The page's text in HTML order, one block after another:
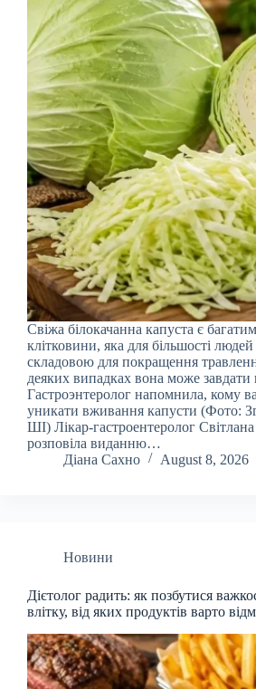
Свіжа білокачанна капуста є
клітковини, яка для більшості
складовою для покращення
деяких випадках вона може
Гастроэнтеролог напомнила, кому
уникати вживання капусти (Фото:
ШІ) Лікар-гастроентеролог Світлана
розповіла виданню…
Діана Сахно
August 8, 2026
Новини
Дієтолог радить: як позбутися
влітку, від яких продуктів варто